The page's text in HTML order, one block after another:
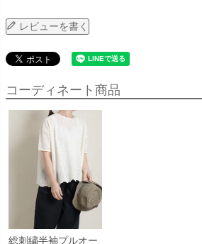
レビューを書く
コーディネート商品
総刺繍半袖プルオー